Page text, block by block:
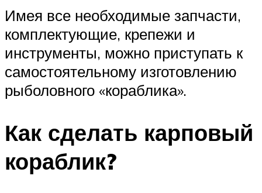
Имея все необходимые запчасти,
комплектующие, крепежи и
инструменты, можно приступать к
самостоятельному изготовлению
рыболовного «кораблика».
Как сделать карповый
кораблик?